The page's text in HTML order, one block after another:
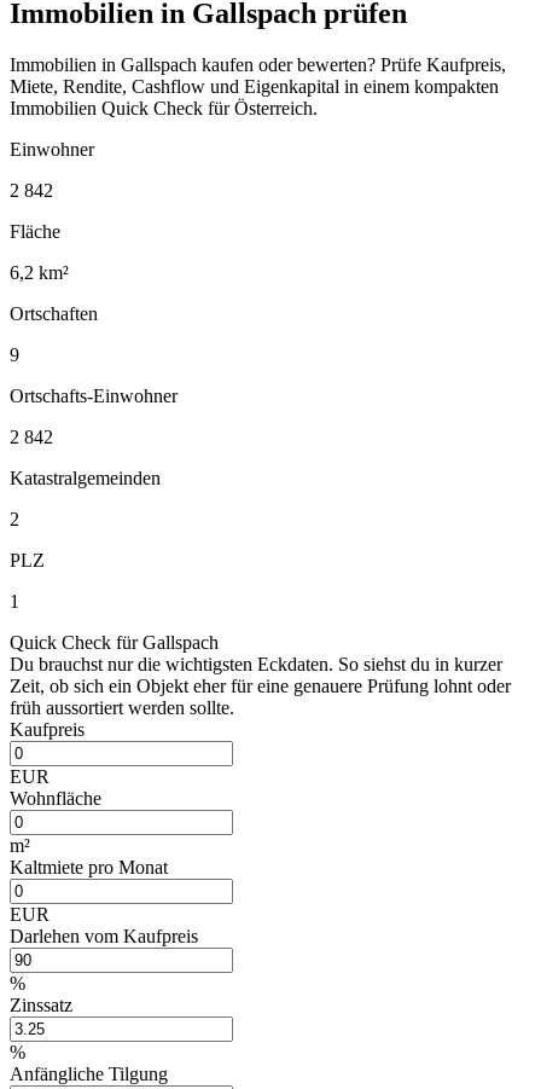
Immobilien in Gallspach prüfen
Immobilien in Gallspach kaufen oder bewerten? Prüfe Kaufpreis,
Miete, Rendite, Cashflow und Eigenkapital in einem kompakten
Immobilien Quick Check für Österreich.
Einwohner
2 842
Fläche
6,2 km²
Ortschaften
9
Ortschafts-Einwohner
2 842
Katastralgemeinden
2
PLZ
1
Quick Check für Gallspach
Du brauchst nur die wichtigsten Eckdaten. So siehst du in kurzer
Zeit, ob sich ein Objekt eher für eine genauere Prüfung lohnt oder
früh aussortiert werden sollte.
Kaufpreis
EUR
Wohnfläche
m²
Kaltmiete pro Monat
EUR
Darlehen vom Kaufpreis
%
Zinssatz
%
Anfängliche Tilgung